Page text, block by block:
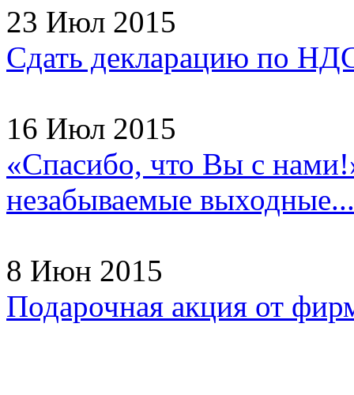
23 Июл 2015
Сдать декларацию по
16 Июл 2015
«Спасибо, что Вы с
незабываемые выходные...
8 Июн 2015
Подарочная акция от